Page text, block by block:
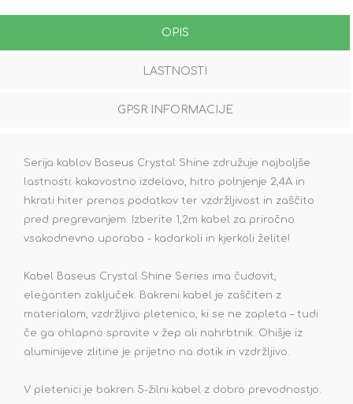
OPIS
LASTNOSTI
GPSR INFORMACIJE
Serija kablov Baseus Crystal Shine združuje najboljše
lastnosti: kakovostno izdelavo, hitro polnjenje 2,4A in
hkrati hiter prenos podatkov ter vzdržljivost in zaščito
pred pregrevanjem. Izberite 1,2m kabel za priročno
vsakodnevno uporabo - kadarkoli in kjerkoli želite!
Kabel Baseus Crystal Shine Series ima čudovit,
eleganten zaključek. Bakreni kabel je zaščiten z
materialom, vzdržljivo pletenico, ki se ne zapleta – tudi
če ga ohlapno spravite v žep ali nahrbtnik. Ohišje iz
aluminijeve zlitine je prijetno na dotik in vzdržljivo.
V pletenici je bakren 5-žilni kabel z dobro prevodnostjo.